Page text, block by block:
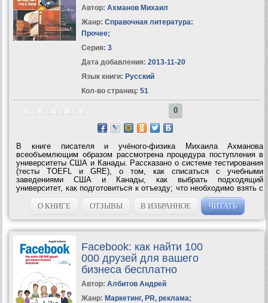
Автор: Ахманов Михаил
Жанр: Справочная литература:
Прочее;
Серия: 3
Дата добавления: 2013-11-20
Язык книги: Русский
Кол-во страниц: 51
0
В книге писателя и учёного-физика Михаила Ахманова
всеобъемлющим образом рассмотрена процедура поступления в
университеты США и Канады. Рассказано о системе тестирования
(тесты TOEFL и GRE), о том, как списаться с учебными
заведениями США и Канады, как выбрать подходящий
университет, как подготовиться к отъезду; что необходимо взять с
собой и что желательно знать и уметь (компьютер, вождение
автомобиля, операции с банковскими счетами и...
О КНИГЕ ОТЗЫВЫ В ИЗБРАННОЕ ЧИТАТЬ
Facebook: как найти 100
000 друзей для вашего
бизнеса бесплатно
Автор: Албитов Андрей
Жанр: Маркетинг, PR, реклама;